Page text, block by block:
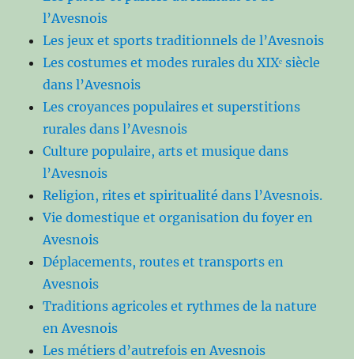
l’Avesnois
Les jeux et sports traditionnels de l’Avesnois
Les costumes et modes rurales du XIXᵉ siècle
dans l’Avesnois
Les croyances populaires et superstitions
rurales dans l’Avesnois
Culture populaire, arts et musique dans
l’Avesnois
Religion, rites et spiritualité dans l’Avesnois.
Vie domestique et organisation du foyer en
Avesnois
Déplacements, routes et transports en
Avesnois
Traditions agricoles et rythmes de la nature
en Avesnois
Les métiers d’autrefois en Avesnois